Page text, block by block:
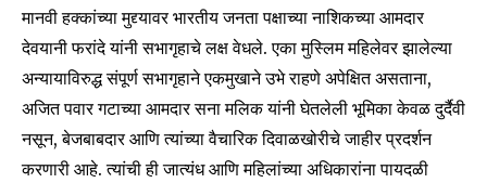
मानवी हक्कांच्या मुद्द्यावर भारतीय जनता पक्षाच्या नाशिकच्या आमदार
देवयानी फरांदे यांनी सभागृहाचे लक्ष वेधले. एका मुस्लिम महिलेवर झालेल्या
अन्यायाविरुद्ध संपूर्ण सभागृहाने एकमुखाने उभे राहणे अपेक्षित असताना,
अजित पवार गटाच्या आमदार सना मलिक यांनी घेतलेली भूमिका केवळ दुर्दैवी
नसून, बेजबाबदार आणि त्यांच्या वैचारिक दिवाळखोरीचे जाहीर प्रदर्शन
करणारी आहे. त्यांची ही जात्यंध आणि महिलांच्या अधिकारांना पायदळी